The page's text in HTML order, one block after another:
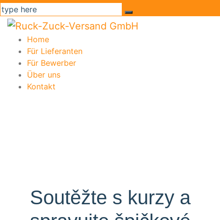
Home
Für Lieferanten
Für Bewerber
Über uns
Kontakt
Soutěžte s kurzy a